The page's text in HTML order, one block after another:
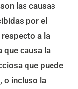
las causas
por el
a la
que causa la
que puede
o incluso la